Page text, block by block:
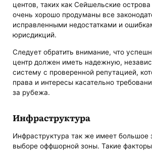
центов, таких как Сейшельские
очень хорошо продуманы все
исправленными недостатками и
юрисдикций.
Следует обратить внимание, что
центр должен иметь надежную,
систему с проверенной репутацией,
права и интересы касательно
за рубежа.
Инфраструктура
Инфраструктура так же имеет большое
выборе оффшорной зоны. Такие факторы